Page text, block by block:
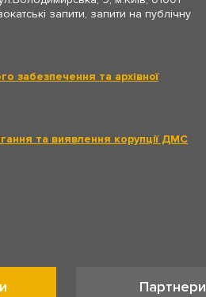
запити, запити на публічну
забезпечення та архівної
та виявлення корупції ДМС
Партнери